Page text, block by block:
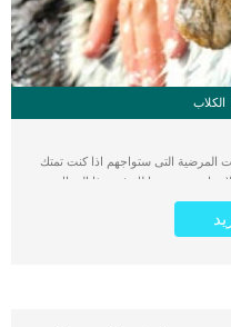
الكلاب
المرضية التى ستواجهم اذا كنت تمتك
سنقدمها لك فى هذا المقال,
البيطرى فى التشحيص. كما سنقدم لك
أورام المهبل هي ثاني أكثر أنواع
اقرأ ايضا: اصلاح الجروح المهبلية